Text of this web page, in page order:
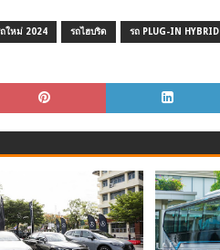
ใหม่ 2024 รถไฮบริด รถ PLUG-IN HYBRID